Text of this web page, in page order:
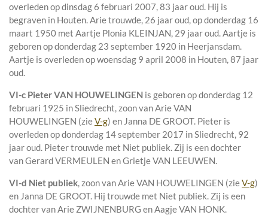
overleden op dinsdag 6 februari 2007, 83 jaar oud. Hij is
begraven in Houten. Arie trouwde, 26 jaar oud, op donderdag 16
maart 1950 met Aartje Plonia KLEINJAN, 29 jaar oud. Aartje is
geboren op donderdag 23 september 1920 in Heerjansdam.
Aartje is overleden op woensdag 9 april 2008 in Houten, 87 jaar
oud.
VI-c Pieter VAN HOUWELINGEN is geboren op donderdag 12
februari 1925 inSliedrecht, zoon vanArie VAN
HOUWELINGEN (zieV-g) en Janna DE GROOT. Pieter is
overleden op donderdag 14 september 2017 inSliedrecht, 92
jaar oud. Pieter trouwde met Niet publiek. Zij is een dochter
vanGerard VERMEULEN enGrietje VAN LEEUWEN.
VI-d Niet publiek, zoon vanArie VAN HOUWELINGEN (zieV-g)
en Janna DE GROOT. Hij trouwde met Niet publiek. Zij is een
dochter vanArie ZWIJNENBURG enAagje VAN HONK.